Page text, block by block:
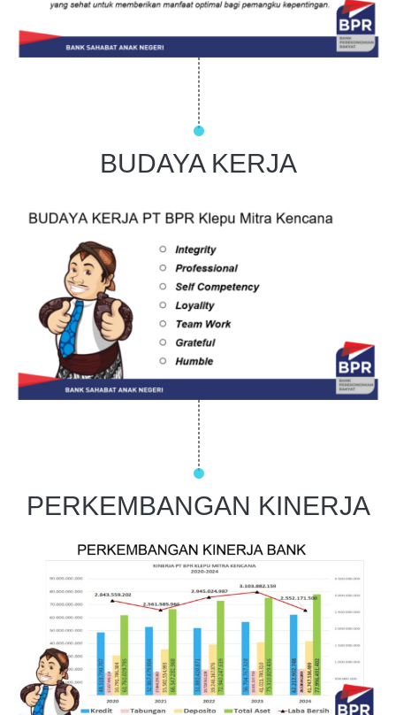
BUDAYA KERJA
PERKEMBANGAN KINERJA